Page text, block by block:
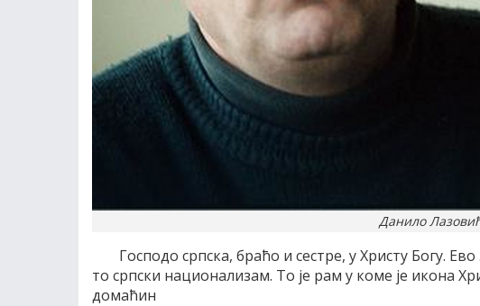
Данило
Господо српска, браћо и сестре, у Христу Богу.
то српски национализам. То је рам у коме је икона
домаћин